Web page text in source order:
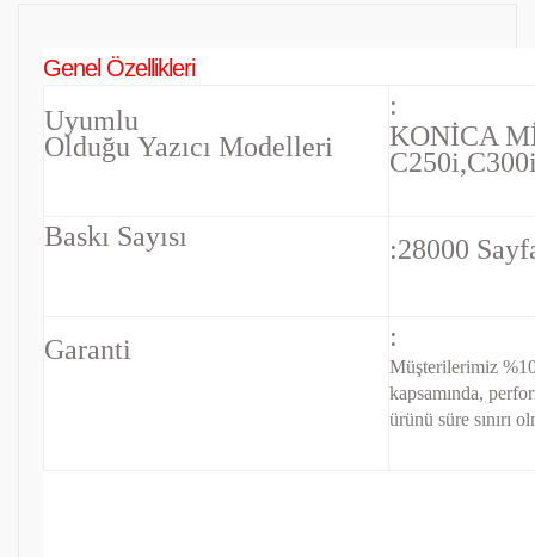
Genel Özellikleri
Uyumlu
Olduğu Yazıcı Modelleri
:
KONİCA
Baskı Sayısı :28000
Garanti :
Müşterilerimiz
kapsamında,
ürünü süre sınırı